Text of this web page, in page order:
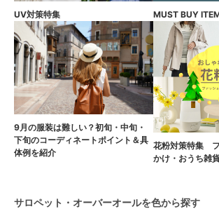
UV対策特集 MUST BUY
9月の服装は難しい？初旬・中旬・
下旬のコーディネートポイント＆具
体例を紹介
花粉対策特集
かけ・おうち雑
サロペット・オーバーオールを色から探す